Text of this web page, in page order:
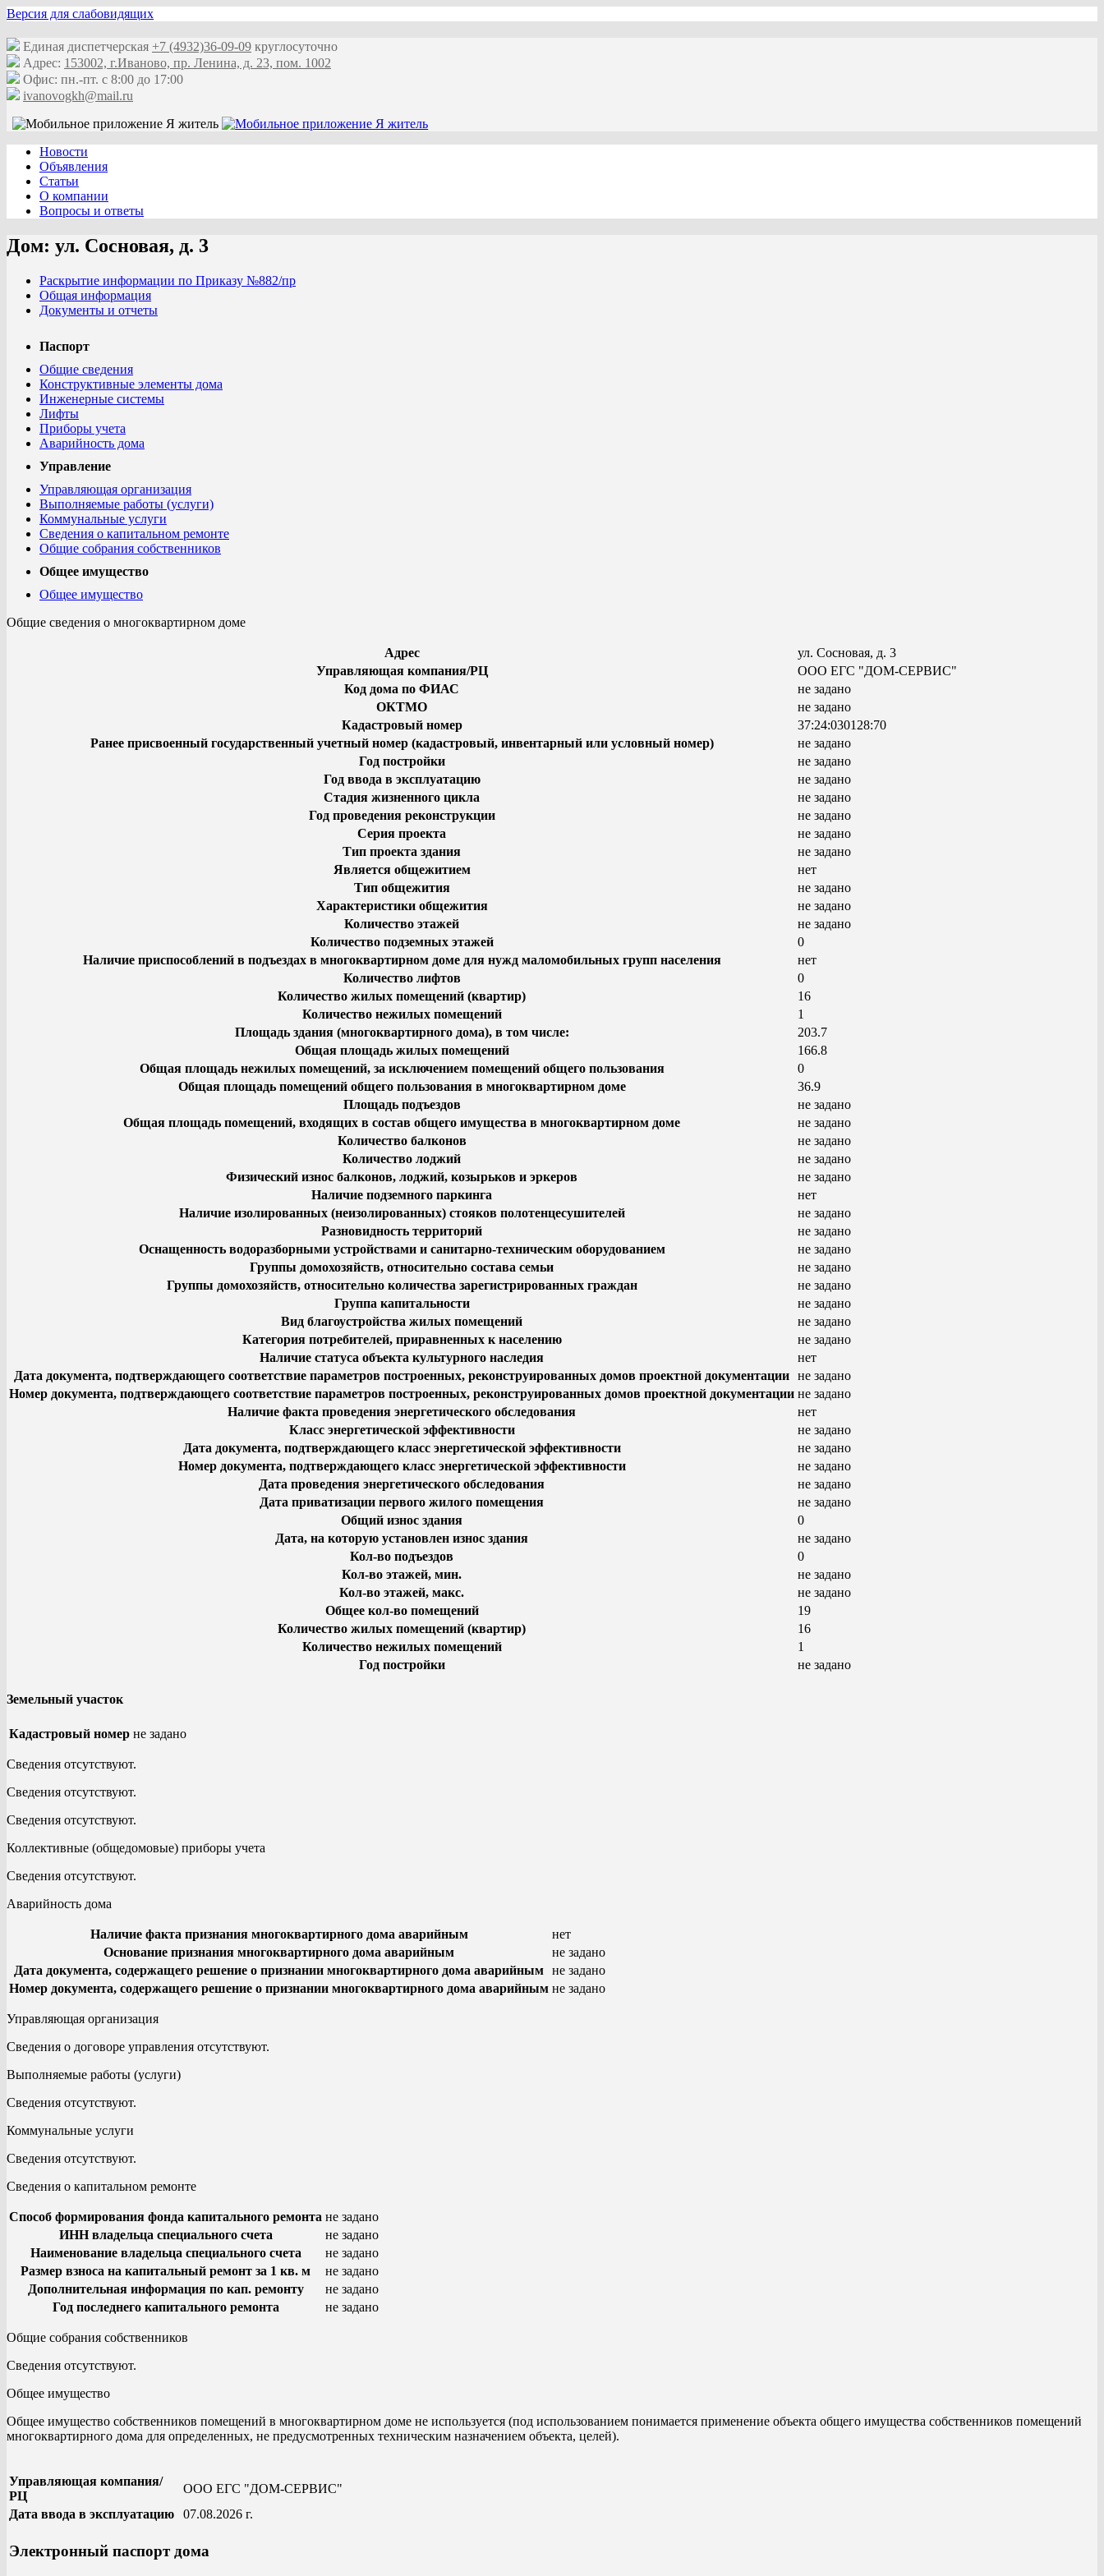
Версия для слабовидящих
Единая диспетчерская +7 (4932)36-09-09 круглосуточно
Адрес: 153002, г.Иваново, пр. Ленина, д. 23, пом. 1002
Офис: пн.-пт. с 8:00 до 17:00
ivanovogkh@mail.ru
Новости
Объявления
Статьи
О компании
Вопросы и ответы
Дом: ул. Сосновая, д. 3
Раскрытие информации по Приказу №882/пр
Общая информация
Документы и отчеты
Паспорт
Общие сведения
Конструктивные элементы дома
Инженерные системы
Лифты
Приборы учета
Аварийность дома
Управление
Управляющая организация
Выполняемые работы (услуги)
Коммунальные услуги
Сведения о капитальном ремонте
Общие собрания собственников
Общее имущество
Общее имущество
Общие сведения о многоквартирном доме
Адрес
ул. Сосновая, д. 3
Управляющая компания/РЦ
ООО ЕГС "ДОМ-СЕРВИС"
Код дома по ФИАС
не задано
ОКТМО
не задано
Кадастровый номер
37:24:030128:70
Ранее присвоенный государственный учетный номер (кадастровый, инвентарный или условный номер)
не задано
Год постройки
не задано
Год ввода в эксплуатацию
не задано
Стадия жизненного цикла
не задано
Год проведения реконструкции
не задано
Серия проекта
не задано
Тип проекта здания
не задано
Является общежитием
нет
Тип общежития
не задано
Характеристики общежития
не задано
Количество этажей
не задано
Количество подземных этажей
0
Наличие приспособлений в подъездах в многоквартирном доме для нужд маломобильных групп населения
нет
Количество лифтов
0
Количество жилых помещений (квартир)
16
Количество нежилых помещений
1
Площадь здания (многоквартирного дома), в том числе:
203.7
Общая площадь жилых помещений
166.8
Общая площадь нежилых помещений, за исключением помещений общего пользования
0
Общая площадь помещений общего пользования в многоквартирном доме
36.9
Площадь подъездов
не задано
Общая площадь помещений, входящих в состав общего имущества в многоквартирном доме
не задано
Количество балконов
не задано
Количество лоджий
не задано
Физический износ балконов, лоджий, козырьков и эркеров
не задано
Наличие подземного паркинга
нет
Наличие изолированных (неизолированных) стояков полотенцесушителей
не задано
Разновидность территорий
не задано
Оснащенность водоразборными устройствами и санитарно-техническим оборудованием
не задано
Группы домохозяйств, относительно состава семьи
не задано
Группы домохозяйств, относительно количества зарегистрированных граждан
не задано
Группа капитальности
не задано
Вид благоустройства жилых помещений
не задано
Категория потребителей, приравненных к населению
не задано
Наличие статуса объекта культурного наследия
нет
Дата документа, подтверждающего соответствие параметров построенных, реконструированных домов проектной документации не задано
Номер документа, подтверждающего соответствие параметров построенных, реконструированных домов проектной документации не задано
Наличие факта проведения энергетического обследования
нет
Класс энергетической эффективности
не задано
Дата документа, подтверждающего класс энергетической эффективности
не задано
Номер документа, подтверждающего класс энергетической эффективности
не задано
Дата проведения энергетического обследования
не задано
Дата приватизации первого жилого помещения
не задано
Общий износ здания
0
Дата, на которую установлен износ здания
не задано
Кол-во подъездов
0
Кол-во этажей, мин.
не задано
Кол-во этажей, макс.
не задано
Общее кол-во помещений
19
Количество жилых помещений (квартир)
16
Количество нежилых помещений
1
Год постройки
не задано
Земельный участок
Кадастровый номер не задано
Сведения отсутствуют.
Сведения отсутствуют.
Сведения отсутствуют.
Коллективные (общедомовые) приборы учета
Сведения отсутствуют.
Аварийность дома
Наличие факта признания многоквартирного дома аварийным
нет
Основание признания многоквартирного дома аварийным
не задано
Дата документа, содержащего решение о признании многоквартирного дома аварийным не задано
Номер документа, содержащего решение о признании многоквартирного дома аварийным не задано
Управляющая организация
Сведения о договоре управления отсутствуют.
Выполняемые работы (услуги)
Сведения отсутствуют.
Коммунальные услуги
Сведения отсутствуют.
Сведения о капитальном ремонте
Способ формирования фонда капитального ремонта не задано
ИНН владельца специального счета
не задано
Наименование владельца специального счета
не задано
Размер взноса на капитальный ремонт за 1 кв. м
не задано
Дополнительная информация по кап. ремонту
не задано
Год последнего капитального ремонта
не задано
Общие собрания собственников
Сведения отсутствуют.
Общее имущество
Общее имущество собственников помещений в многоквартирном доме не используется (под использованием понимается применение объекта общего имущества собственников помещений
многоквартирного дома для определенных, не предусмотренных техническим назначением объекта, целей).
Управляющая компания/
РЦ
ООО ЕГС "ДОМ-СЕРВИС"
Дата ввода в эксплуатацию
07.08.2026 г.
Электронный паспорт дома